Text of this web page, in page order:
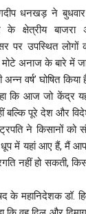
धनखड़ ने
के क्षेत्रीय
पर उपस्थित लोगों
मोटे अनाज के बारे में
अन्न वर्ष’ घोषित
कि आज जो केंद्र
बल्कि पूरे देश और
ने किसानों को
धूप में यहां आए हैं, मैं
नहीं हो सकती,
के महानिदेशक डॉ.